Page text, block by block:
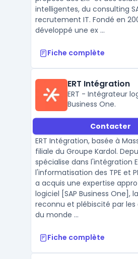
intelligentes, du consulting
recrutement IT. Fondé en
développé une ex ...
Fiche complète
ERT Intégration
ERT - Intégrateur
Business One.
Contacter
ERT Intégration, basée à
filiale du Groupe Kardol.
spécialise dans l'intégration
l'informatisation des TPE et
a acquis une expertise
logiciel [SAP Business One],
reconnu et plébiscité par les
du monde ...
Fiche complète